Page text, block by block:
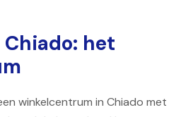
het
winkelcentrum in Chiado met